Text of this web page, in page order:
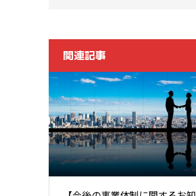
関連記事